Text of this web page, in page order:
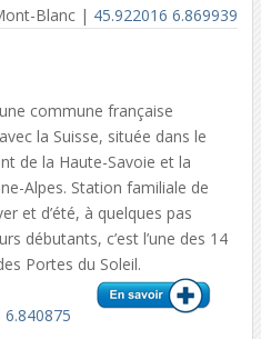
Blanc | 45.922016 6.869939
commune française
la Suisse, située dans le
de la Haute-Savoie et la
Alpes. Station familiale de
et d’été, à quelques pas
débutants, c’est l’une des 14
Portes du Soleil.
6.840875